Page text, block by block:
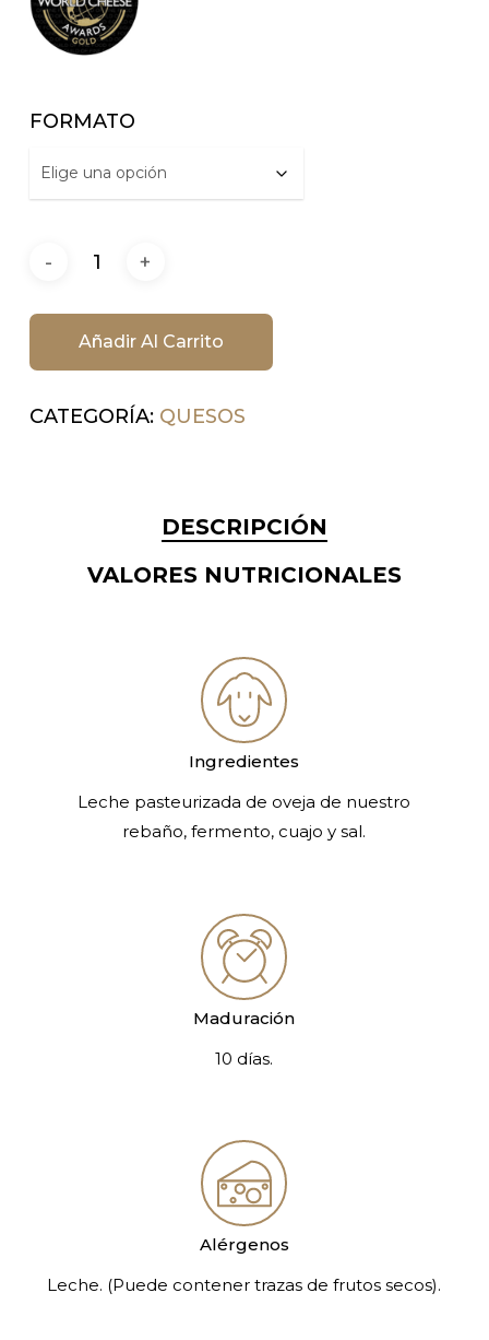
FORMATO
Añadir Al Carrito
CATEGORÍA: QUESOS
DESCRIPCIÓN
VALORES NUTRICIONALES
Ingredientes
Leche pasteurizada de oveja de nuestro
rebaño, fermento, cuajo y sal.
Maduración
10 días.
Alérgenos
Leche. (Puede contener trazas de frutos secos).